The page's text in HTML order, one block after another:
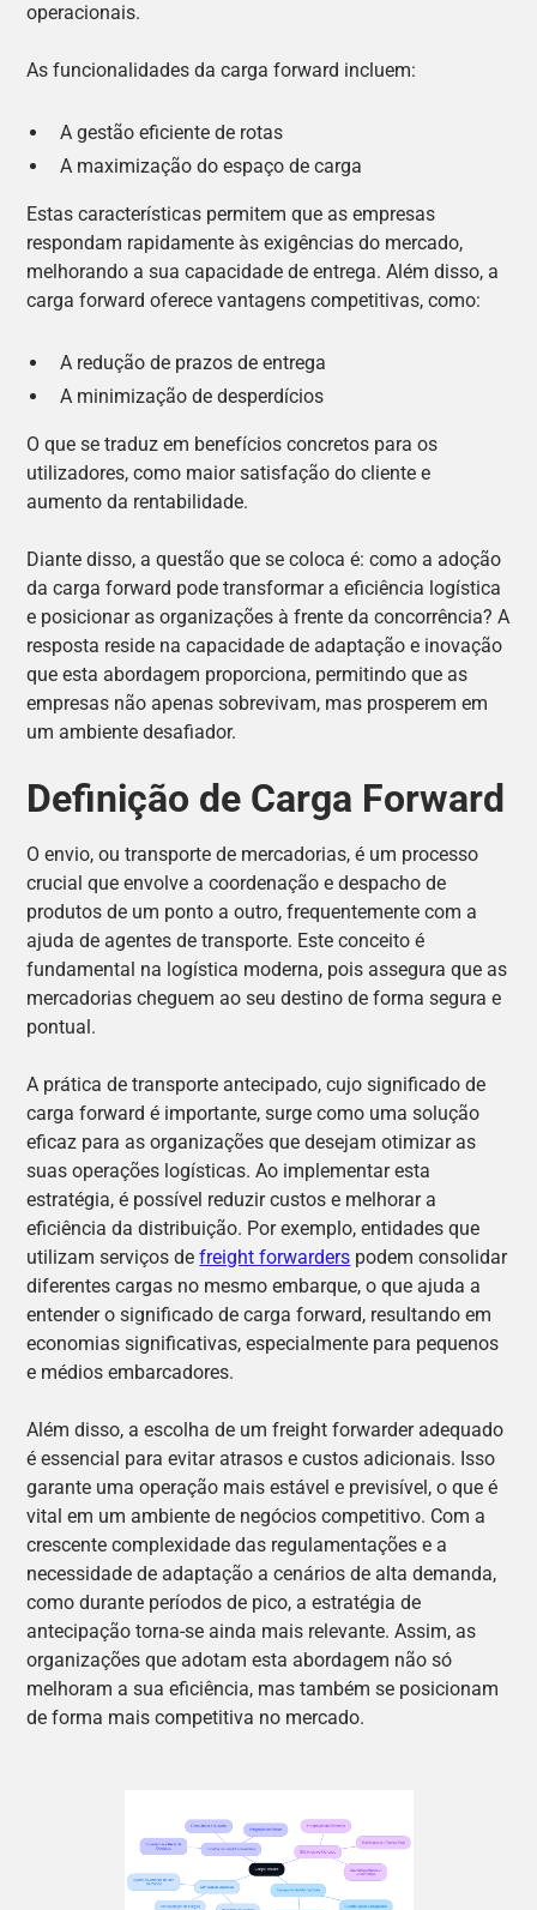
operacionais.
As funcionalidades da carga forward incluem:
A gestão eficiente de rotas
A maximização do espaço de carga
Estas características permitem que as empresas
respondam rapidamente às exigências do mercado,
melhorando a sua capacidade de entrega. Além disso, a
carga forward oferece vantagens competitivas, como:
A redução de prazos de entrega
A minimização de desperdícios
O que se traduz em benefícios concretos para os
utilizadores, como maior satisfação do cliente e
aumento da rentabilidade.
Diante disso, a questão que se coloca é: como a adoção
da carga forward pode transformar a eficiência logística
e posicionar as organizações à frente da concorrência? A
resposta reside na capacidade de adaptação e inovação
que esta abordagem proporciona, permitindo que as
empresas não apenas sobrevivam, mas prosperem em
um ambiente desafiador.
Definição de Carga Forward
O envio, ou transporte de mercadorias, é um processo
crucial que envolve a coordenação e despacho de
produtos de um ponto a outro, frequentemente com a
ajuda de agentes de transporte. Este conceito é
fundamental na logística moderna, pois assegura que as
mercadorias cheguem ao seu destino de forma segura e
pontual.
A prática de transporte antecipado, cujo significado de
carga forward é importante, surge como uma solução
eficaz para as organizações que desejam otimizar as
suas operações logísticas. Ao implementar esta
estratégia, é possível reduzir custos e melhorar a
eficiência da distribuição. Por exemplo, entidades que
utilizam serviços defreight forwarders podem consolidar
diferentes cargas no mesmo embarque, o que ajuda a
entender o significado de carga forward, resultando em
economias significativas, especialmente para pequenos
e médios embarcadores.
Além disso, a escolha de um freight forwarder adequado
é essencial para evitar atrasos e custos adicionais. Isso
garante uma operação mais estável e previsível, o que é
vital em um ambiente de negócios competitivo. Com a
crescente complexidade das regulamentações e a
necessidade de adaptação a cenários de alta demanda,
como durante períodos de pico, a estratégia de
antecipação torna-se ainda mais relevante. Assim, as
organizações que adotam esta abordagem não só
melhoram a sua eficiência, mas também se posicionam
de forma mais competitiva no mercado.